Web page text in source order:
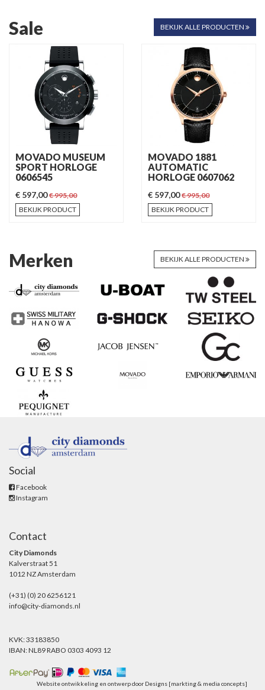
BEKIJK ALLE PRODUCTEN
Sale
MOVADO MUSEUM
SPORT HORLOGE
0606545
€ 597,00€ 995,00
BEKIJK PRODUCT
MOVADO 1881
AUTOMATIC
HORLOGE 0607062
€ 597,00€ 995,00
BEKIJK PRODUCT
BEKIJK ALLE PRODUCTEN
Merken
Social
Facebook
Instagram
Contact
City Diamonds
Kalverstraat 51
1012 NZ Amsterdam
(+31) (0) 20 6256121
info@city-diamonds.nl
KVK: 33183850
IBAN: NL89 RABO 0303 4093 12
Website ontwikkeling en ontwerp door Designs [markting & media concepts]